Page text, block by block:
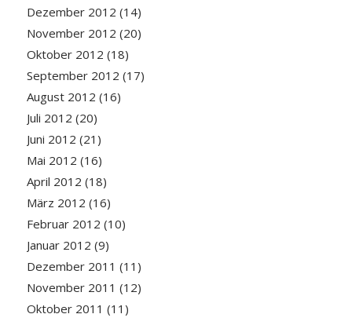
Dezember 2012 (14)
November 2012 (20)
Oktober 2012 (18)
September 2012 (17)
August 2012 (16)
Juli 2012 (20)
Juni 2012 (21)
Mai 2012 (16)
April 2012 (18)
März 2012 (16)
Februar 2012 (10)
Januar 2012 (9)
Dezember 2011 (11)
November 2011 (12)
Oktober 2011 (11)